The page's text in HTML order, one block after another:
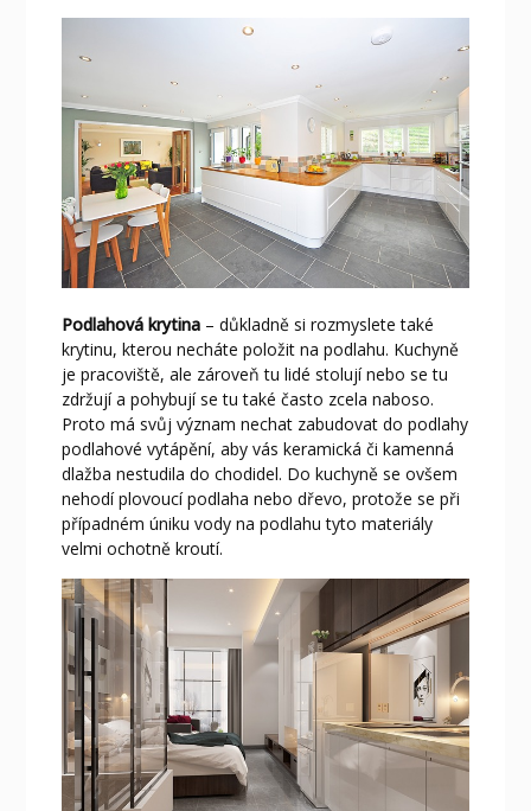
Podlahová krytina– důkladně si rozmyslete také
krytinu, kterou necháte položit na podlahu. Kuchyně
je pracoviště, ale zároveň tu lidé stolují nebo se tu
zdržují a pohybují se tu také často zcela naboso.
Proto má svůj význam nechat zabudovat do podlahy
podlahové vytápění, aby vás keramická či kamenná
dlažba nestudila do chodidel. Do kuchyně se ovšem
nehodí plovoucí podlaha nebo dřevo, protože se při
případném úniku vody na podlahu tyto materiály
velmi ochotně kroutí.